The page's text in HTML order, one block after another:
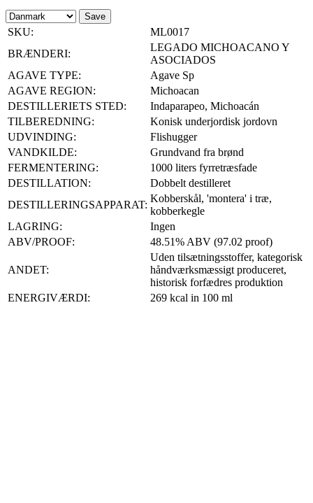
Save
SKU:
ML0017
BRÆNDERI:
LEGADO MICHOACANO Y
ASOCIADOS
AGAVE TYPE:
Agave Sp
AGAVE REGION:
Michoacan
DESTILLERIETS STED:
Indaparapeo, Michoacán
TILBEREDNING:
Konisk underjordisk jordovn
UDVINDING:
Flishugger
VANDKILDE:
Grundvand fra brønd
FERMENTERING:
1000 liters fyrretræsfade
DESTILLATION:
Dobbelt destilleret
DESTILLERINGSAPPARAT:
Kobberskål, 'montera' i træ,
kobberkegle
LAGRING:
Ingen
ABV/PROOF:
48.51% ABV (97.02 proof)
ANDET:
Uden tilsætningsstoffer, kategorisk
håndværksmæssigt produceret,
historisk forfædres produktion
ENERGIVÆRDI:
269 kcal in 100 ml